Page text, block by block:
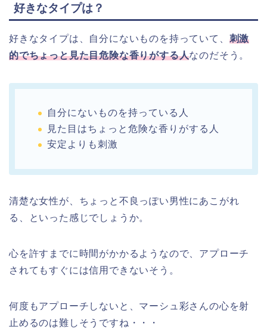
好きなタイプは？
好きなタイプは、自分にないものを持っていて、 刺激
的でちょっと見た目危険な香りがする人なのだそう。
自分にないものを持っている人
見た目はちょっと危険な香りがする人
安定よりも刺激
清楚な女性が、ちょっと不良っぽい男性にあこがれ
る、といった感じでしょうか。
心を許すまでに時間がかかるようなので、アプローチ
されてもすぐには信用できないそう。
何度もアプローチしないと、マーシュ彩さんの心を射
止めるのは難しそうですね・・・